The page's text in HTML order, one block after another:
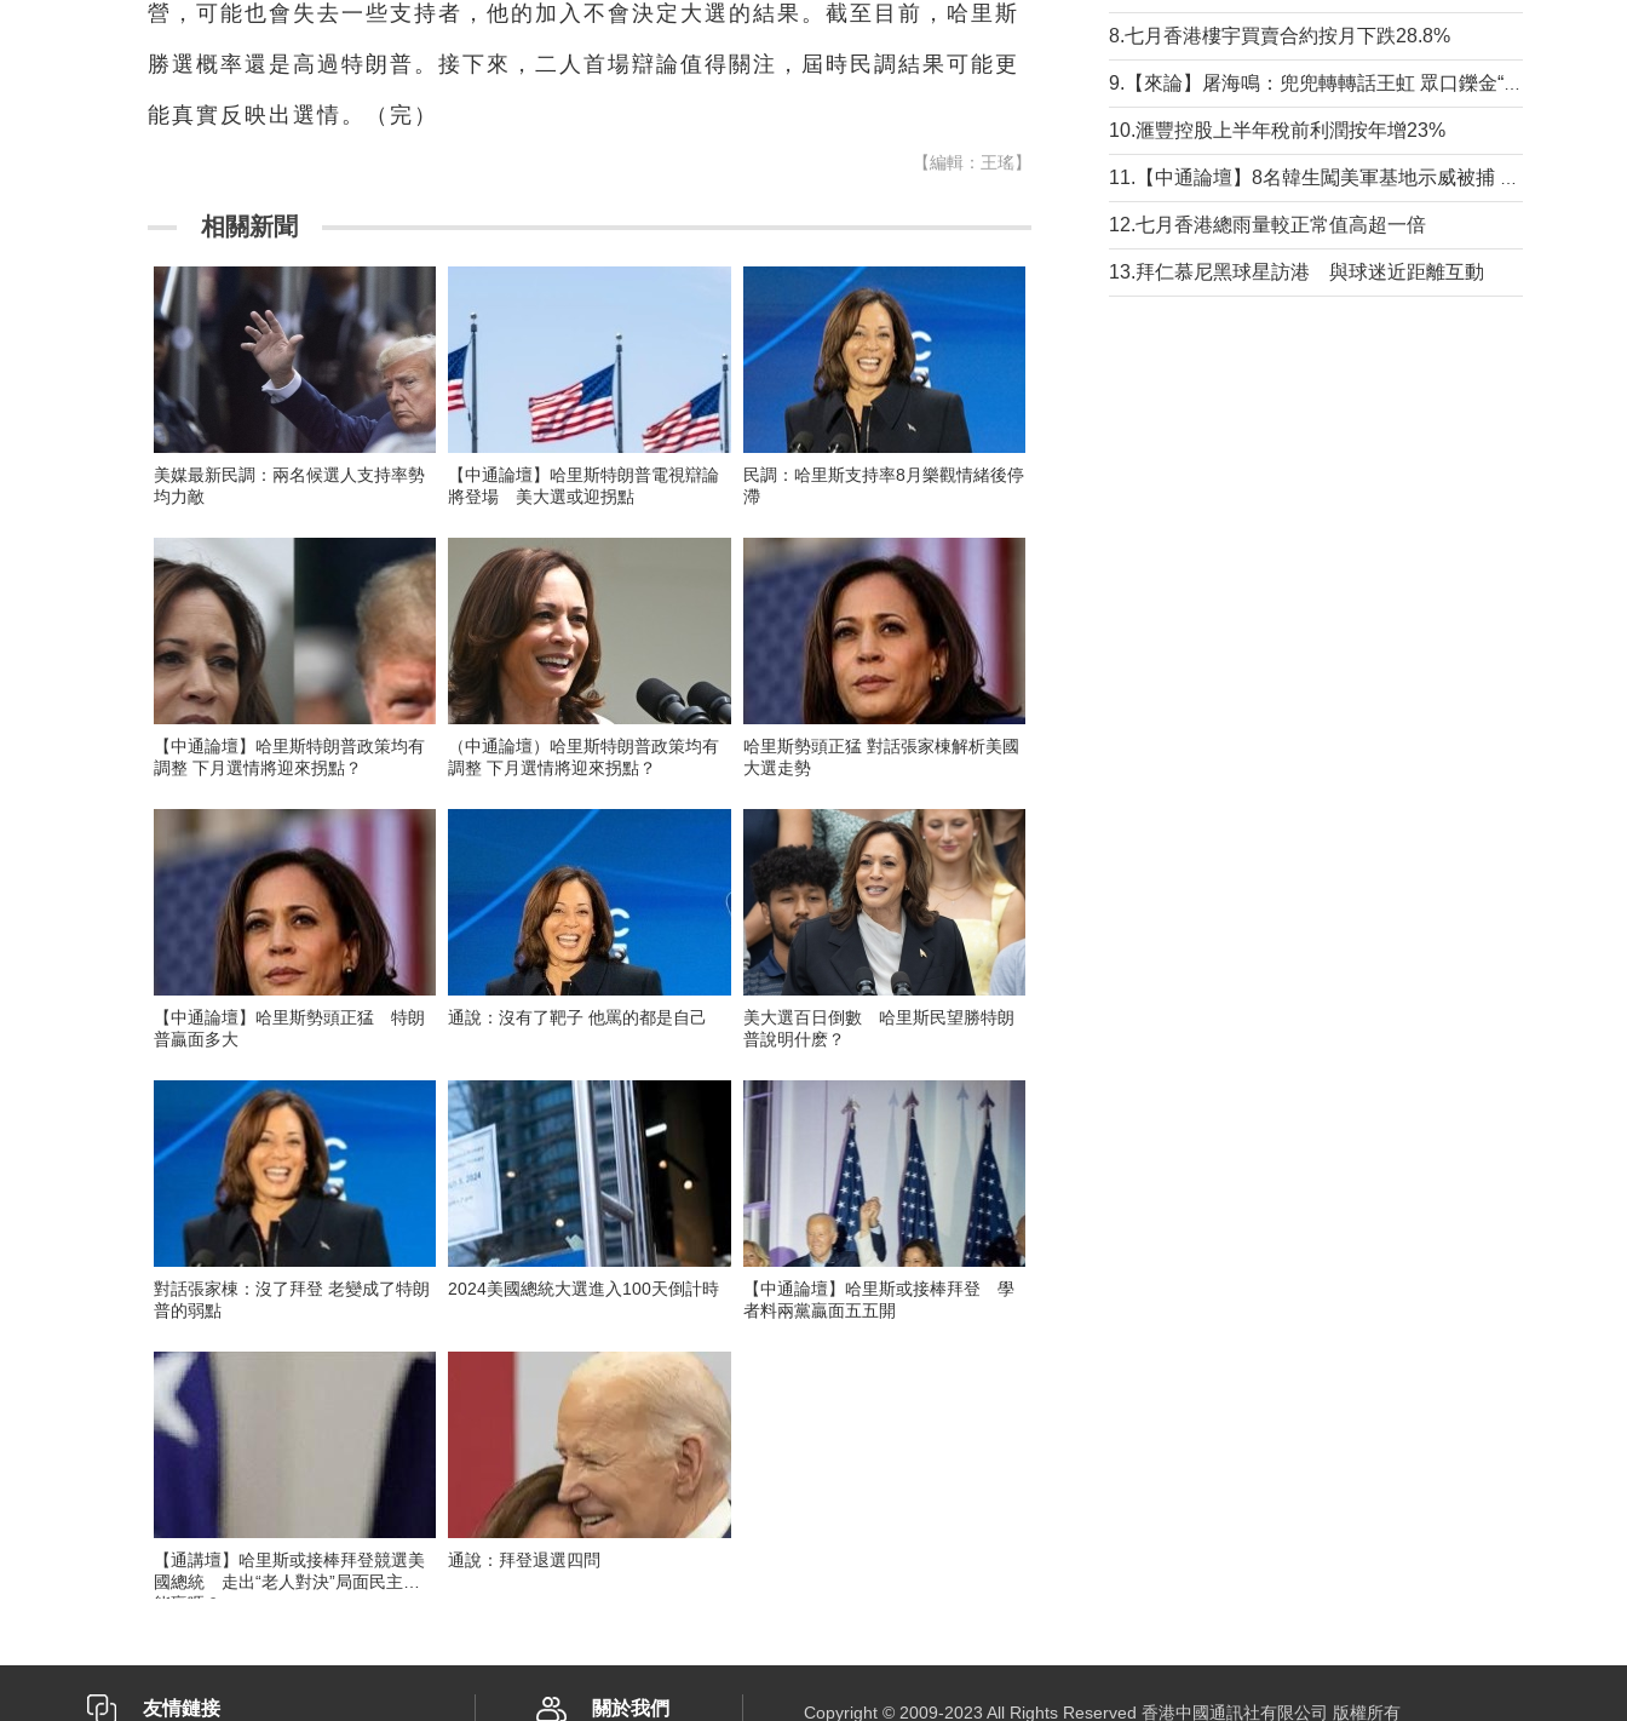
營，可能也會失去一些支持者，他的加入不會決定大選的結果。截至目前，哈里斯
勝選概率還是高過特朗普。接下來，二人首場辯論值得關注，屆時民調結果可能更
能真實反映出選情。（完）
【編輯：王瑤】
相關新聞
美媒最新民調：兩名候選人支持率勢
均力敵
【中通論壇】哈里斯特朗普電視辯論
將登場 美大選或迎拐點
民調：哈里斯支持率8月樂觀情緒後停
滯
【中通論壇】哈里斯特朗普政策均有
調整 下月選情將迎來拐點？
（中通論壇）哈里斯特朗普政策均有
調整 下月選情將迎來拐點？
哈里斯勢頭正猛 對話張家棟解析美國
大選走勢
【中通論壇】哈里斯勢頭正猛 特朗
普贏面多大
通說：沒有了靶子 他罵的都是自己
美大選百日倒數 哈里斯民望勝特朗
普說明什麽？
對話張家棟：沒了拜登 老變成了特朗
普的弱點
2024美國總統大選進入100天倒計時
【中通論壇】哈里斯或接棒拜登 學
者料兩黨贏面五五開
【通講壇】哈里斯或接棒拜登競選美
國總統 走出“老人對決”局面民主黨
能贏嗎？
通說：拜登退選四問
8.七月香港樓宇買賣合約按月下跌28.8%
10.滙豐控股上半年稅前利潤按年增23%
12.七月香港總雨量較正常值高超一倍
13.拜仁慕尼黑球星訪港 與球迷近距離互動
友情鏈接 關於我們 Copyright © 2009-2023 All Rights Reserved 香港中國通訊社有限公司 版權所有